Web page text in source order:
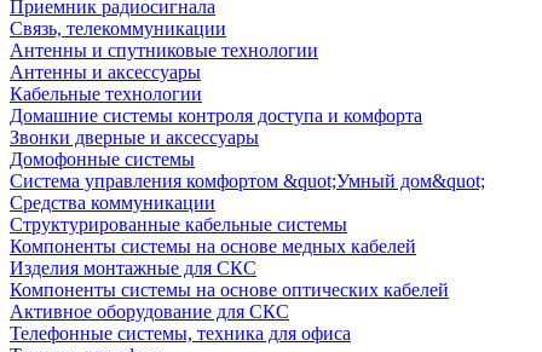
Приемник радиосигнала
Связь, телекоммуникации
Антенны и спутниковые технологии
Антенны и аксессуары
Кабельные технологии
Домашние системы контроля доступа и комфорта
Звонки дверные и аксессуары
Домофонные системы
Система управления комфортом &quot;Умный дом&quot;
Средства коммуникации
Структурированные кабельные системы
Компоненты системы на основе медных кабелей
Изделия монтажные для СКС
Компоненты системы на основе оптических кабелей
Активное оборудование для СКС
Телефонные системы, техника для офиса